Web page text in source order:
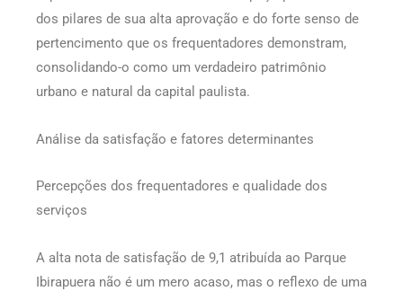
dos pilares de sua alta aprovação e do forte senso de
pertencimento que os frequentadores demonstram,
consolidando-o como um verdadeiro patrimônio
urbano e natural da capital paulista.
Análise da satisfação e fatores determinantes
Percepções dos frequentadores e qualidade dos
serviços
A alta nota de satisfação de 9,1 atribuída ao Parque
Ibirapuera não é um mero acaso, mas o reflexo de uma